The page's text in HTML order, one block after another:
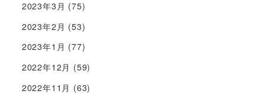
2023年3月 (75)
2023年2月 (53)
2023年1月 (77)
2022年12月 (59)
2022年11月 (63)